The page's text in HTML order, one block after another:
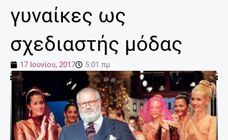
γυναίκες ως
σχεδιαστής μόδας
17 Ιουνίου, 2017 5:01 πμ